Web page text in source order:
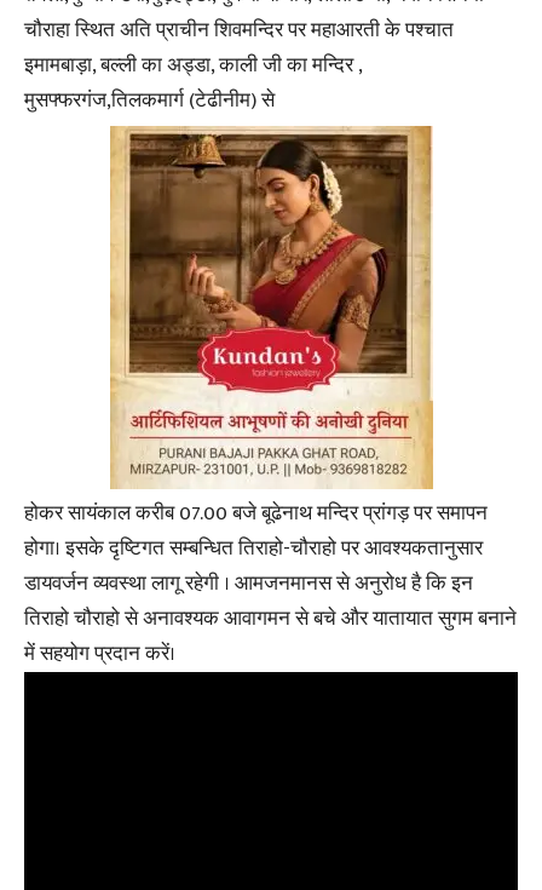
चौराहा स्थित अति प्राचीन शिवमन्दिर पर महाआरती के पश्चात
इमामबाड़ा, बल्ली का अड्डा, काली जी का मन्दिर ,
मुसफ्फरगंज,तिलकमार्ग (टेढीनीम) से
होकर सायंकाल करीब 07.00 बजे बूढेनाथ मन्दिर प्रांगड़ पर समापन
होगा। इसके दृष्टिगत सम्बन्धित तिराहो-चौराहो पर आवश्यकतानुसार
डायवर्जन व्यवस्था लागू रहेगी । आमजनमानस से अनुरोध है कि इन
तिराहो चौराहो से अनावश्यक आवागमन से बचे और यातायात सुगम बनाने
में सहयोग प्रदान करें।